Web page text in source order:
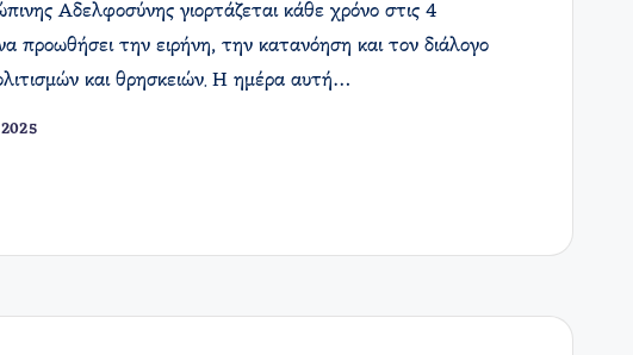
Αδελφοσύνης γιορτάζεται κάθε χρόνο στις 4
προωθήσει την ειρήνη, την κατανόηση και τον διάλογο
και θρησκειών. Η ημέρα αυτή…
2025